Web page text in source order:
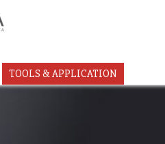
TOOLS & APPLICATION